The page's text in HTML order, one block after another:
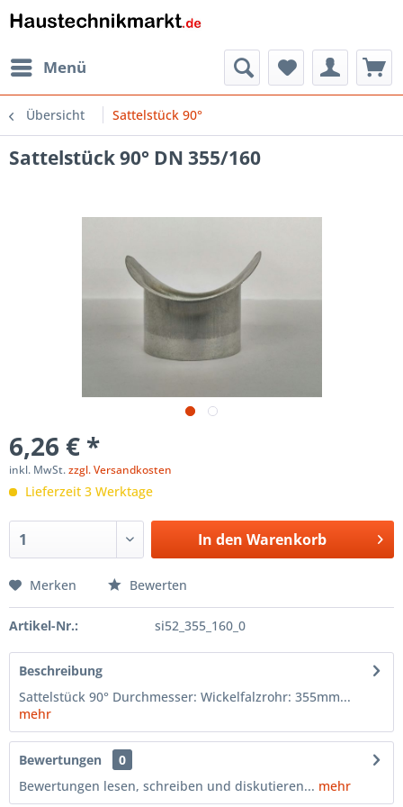
Menü
Übersicht Sattelstück 90°
Sattelstück 90° DN 355/160
6,26 € *
inkl. MwSt.zzgl. Versandkosten
Lieferzeit 3 Werktage
In den Warenkorb
Merken Bewerten
Artikel-Nr.: si52_355_160_0
Beschreibung
Sattelstück 90° Durchmesser: Wickelfalzrohr: 355mm...
mehr
Bewertungen
0
Bewertungen lesen, schreiben und diskutieren... mehr